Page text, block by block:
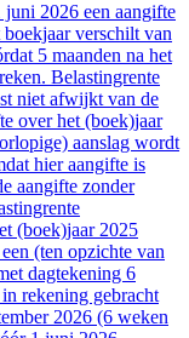
2026 een aangifte
verschilt van
5 maanden na het
Belastingrente
niet afwijkt van de
over het (boek)jaar
aanslag wordt
hier aangifte is
aangifte zonder
(boek)jaar 2025
(ten opzichte van
dagtekening 6
rekening gebracht
2026 (6 weken